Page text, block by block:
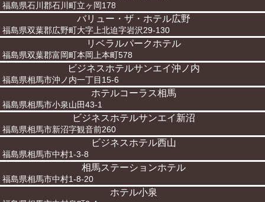
福島県石川郡石川町立ヶ岡178
バリュー・ザ・ホテル広野
福島県双葉郡広野町大字上北迫字岩沢29-130
リベラルパークホテル
福島県双葉郡富岡町本岡上本町578
ビジネスホテルサンエイ沖ノ内
福島県相馬市沖ノ内一丁目15-6
ホテルコーラス相馬
福島県相馬市小泉山田43-1
ビジネスホテルサンエイ新沼
福島県相馬市新沼字観音前260
ビジネスホテル西山
福島県相馬市中村1-3-8
相馬ステーションホテル
福島県相馬市中村1-8-20
ホテル小泉